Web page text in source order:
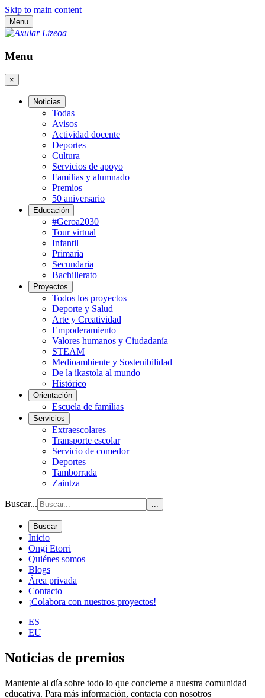
Skip to main content
Menu
Menu
×
Noticias
Todas
Avisos
Actividad docente
Deportes
Cultura
Servicios de apoyo
Familias y alumnado
Premios
50 aniversario
Educación
#Geroa2030
Tour virtual
Infantil
Primaria
Secundaria
Bachillerato
Proyectos
Todos los proyectos
Deporte y Salud
Arte y Creatividad
Empoderamiento
Valores humanos y Ciudadanía
STEAM
Medioambiente y Sostenibilidad
De la ikastola al mundo
Histórico
Orientación
Escuela de familias
Servicios
Extraescolares
Transporte escolar
Servicio de comedor
Deportes
Tamborrada
Zaintza
Buscar... ...
Buscar
Inicio
Ongi Etorri
Quiénes somos
Blogs
Área privada
Contacto
¡Colabora con nuestros proyectos!
ES
EU
Noticias de premios
Mantente al día sobre todo lo que concierne a nuestra comunidad
educativa. Para más información, contacta con nosotros